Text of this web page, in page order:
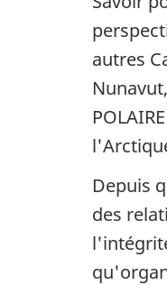
autres
Depuis
des